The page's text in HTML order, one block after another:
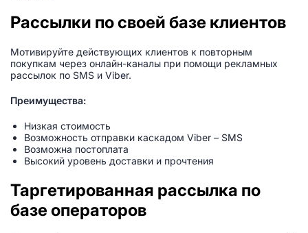
Рассылки по своей базе клиентов
Мотивируйте действующих клиентов к повторным
покупкам через онлайн-каналы при помощи рекламных
рассылок по SMS и Viber.
Преимущества:
Низкая стоимость
Возможность отправки каскадом Viber – SMS
Возможна постоплата
Высокий уровень доставки и прочтения
Таргетированная рассылка по
базе операторов